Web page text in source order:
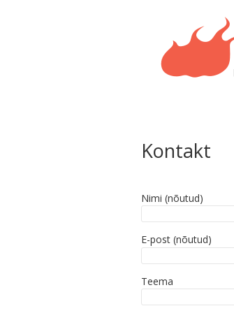
Kontakt
Nimi (nõutud)
E-post (nõutud)
Teema